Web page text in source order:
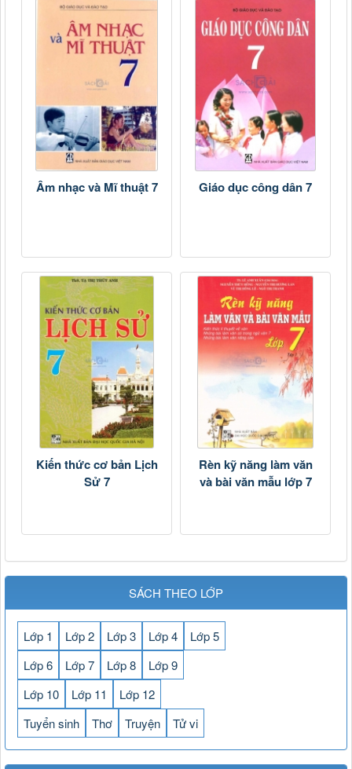
Âm nhạc và Mĩ thuật 7 Giáo dục công dân 7
Kiến thức cơ bản Lịch
Sử 7
Rèn kỹ năng làm văn
và bài văn mẫu lớp 7
SÁCH THEO LỚP
Lớp 1 Lớp 2 Lớp 3 Lớp 4
Lớp 5
Lớp 6
Lớp 7 Lớp 8
Lớp 9
Lớp 10
Lớp 11
Lớp 12
Tuyển sinh
Thơ Truyện Tử vi